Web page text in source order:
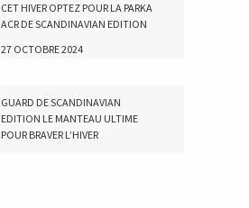
CET HIVER OPTEZ POUR LA PARKA
ACR DE SCANDINAVIAN EDITION
27 OCTOBRE 2024
GUARD DE SCANDINAVIAN
EDITION LE MANTEAU ULTIME
POUR BRAVER L’HIVER